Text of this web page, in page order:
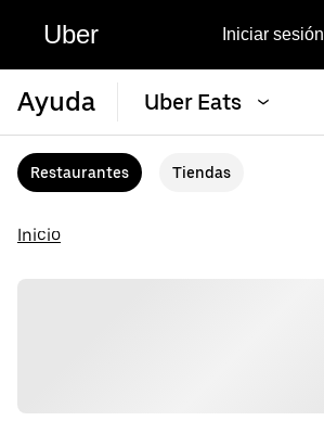
Uber Iniciar sesión
Ayuda Uber Eats
Restaurantes Tiendas
Inicio